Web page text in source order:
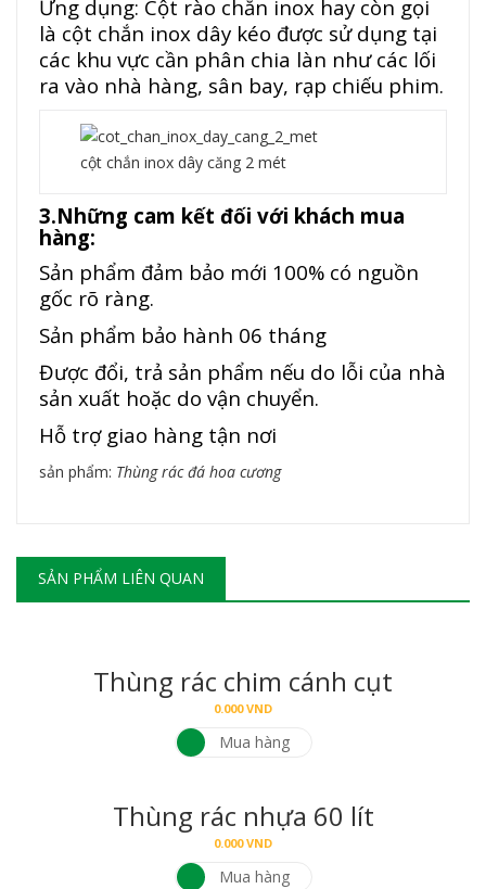
Ứng dụng: Cột rào chắn inox hay còn gọi
là cột chắn inox dây kéo được sử dụng tại
các khu vực cần phân chia làn như các lối
ra vào nhà hàng, sân bay, rạp chiếu phim.
cột chắn inox dây căng 2 mét
3.Những cam kết đối với khách mua
hàng:
Sản phẩm đảm bảo mới 100% có nguồn
gốc rõ ràng.
Sản phẩm bảo hành 06 tháng
Được đổi, trả sản phẩm nếu do lỗi của nhà
sản xuất hoặc do vận chuyển.
Hỗ trợ giao hàng tận nơi
sản phẩm: Thùng rác đá hoa cương
SẢN PHẨM LIÊN QUAN
Thùng rác chim cánh cụt
0.000VND
Mua hàng
Thùng rác nhựa 60 lít
0.000VND
Mua hàng